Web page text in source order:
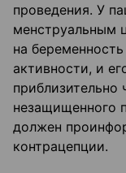
проведения. У
менструальным
на
активности, и
приблизительно
незащищенного
должен
контрацепции.